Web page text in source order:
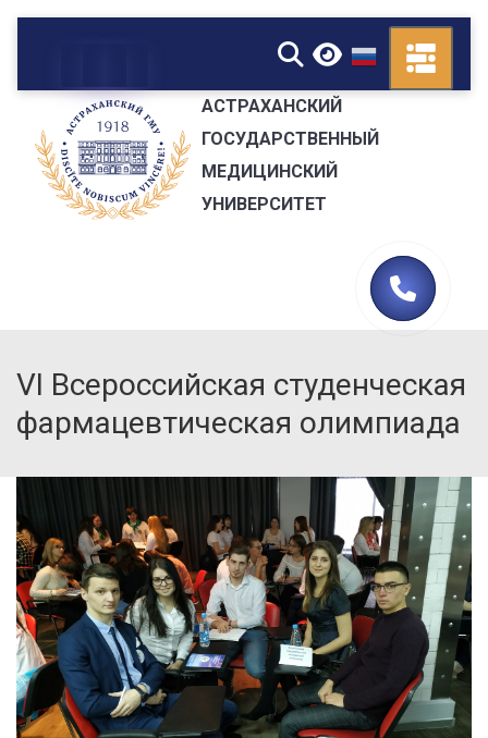
▼
АСТРАХАНСКИЙ
ГОСУДАРСТВЕННЫЙ
МЕДИЦИНСКИЙ
УНИВЕРСИТЕТ
VI Всероссийская студенческая
фармацевтическая олимпиада